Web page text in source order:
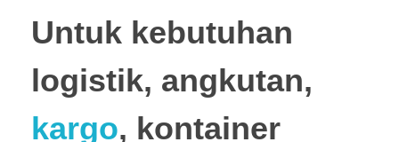
Untuk kebutuhan
logistik, angkutan,
kargo, kontainer